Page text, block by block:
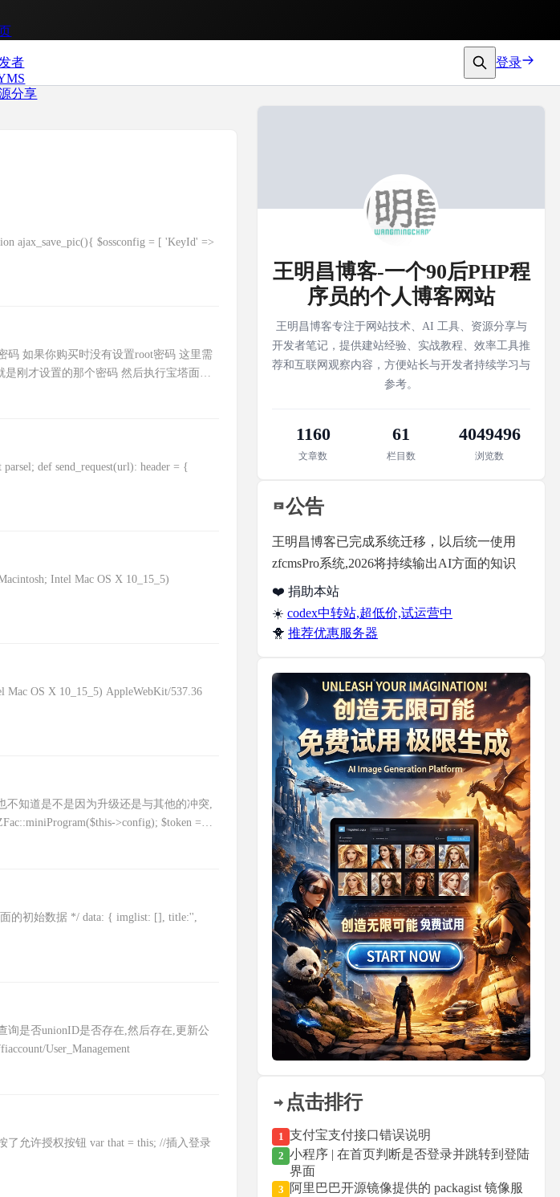
者
分享
登录
ajax_save_pic(){ $ossconfig = [ 'KeyId' =>
码 如果你购买时没有设置root密码 这里需
刚才设置的那个密码 然后执行宝塔面板
def send_request(url): header = {
Intel Mac OS X 10_15_5)
OS X 10_15_5) AppleWebKit/537.36
不知道是不是因为升级还是与其他的冲突,
>config); $token =
的初始数据 */ data: { imglist: [], title:'',
询是否unionID是否存在,然后存在,更新公
User_Management
了允许授权按钮 var that = this; //插入登录
王明昌博客-一个90后PHP程
序员的个人博客网站
王明昌博客专注于网站技术、AI 工具、资源分享与
开发者笔记，提供建站经验、实战教程、效率工具推
荐和互联网观察内容，方便站长与开发者持续学习与
参考。
1160
文章数
61
栏目数
4049496
浏览数
公告
王明昌博客已完成系统迁移，以后统一使用
zfcmsPro系统,2026将持续输出AI方面的知识
❤️ 捐助本站
☀️ codex中转站,超低价,试运营中
🐥 推荐优惠服务器
点击排行
1 支付宝支付接口错误说明
2 小程序 | 在首页判断是否登录并跳转到登陆
界面
3
阿里巴巴开源镜像提供的 packagist 镜像服